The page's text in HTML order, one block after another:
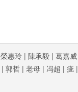
榮惠玲 | 陳承毅 | 葛嘉威
| 郭哲 | 老母 | 冯超 | 疵 |